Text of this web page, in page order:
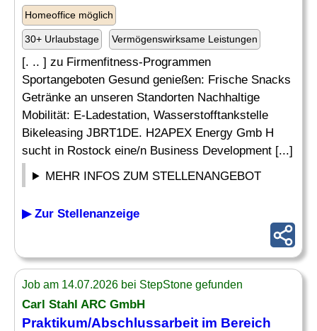
Homeoffice möglich
30+ Urlaubstage Vermögenswirksame Leistungen
[. .. ] zu Firmenfitness-Programmen
Sportangeboten Gesund genießen: Frische Snacks
Getränke an unseren Standorten Nachhaltige
Mobilität: E-Ladestation, Wasserstofftankstelle
Bikeleasing JBRT1DE. H2APEX Energy Gmb H
sucht in Rostock eine/n Business Development [...]
MEHR INFOS ZUM STELLENANGEBOT
▶ Zur Stellenanzeige
Job am 14.07.2026 bei StepStone gefunden
Carl Stahl ARC GmbH
Praktikum/Abschlussarbeit im Bereich